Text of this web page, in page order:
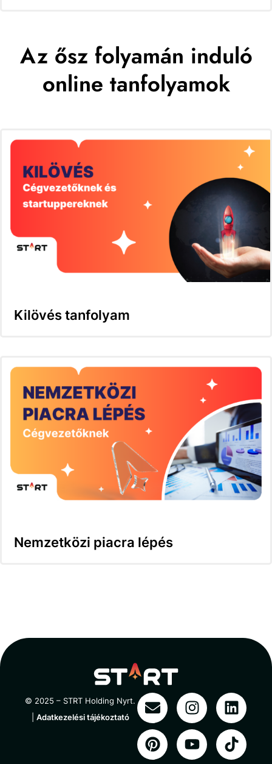
Az ősz folyamán induló
online tanfolyamok
Kilövés tanfolyam
Nemzetközi piacra lépés
© 2025 – STRT Holding Nyrt.
Adatkezelési tájékoztató